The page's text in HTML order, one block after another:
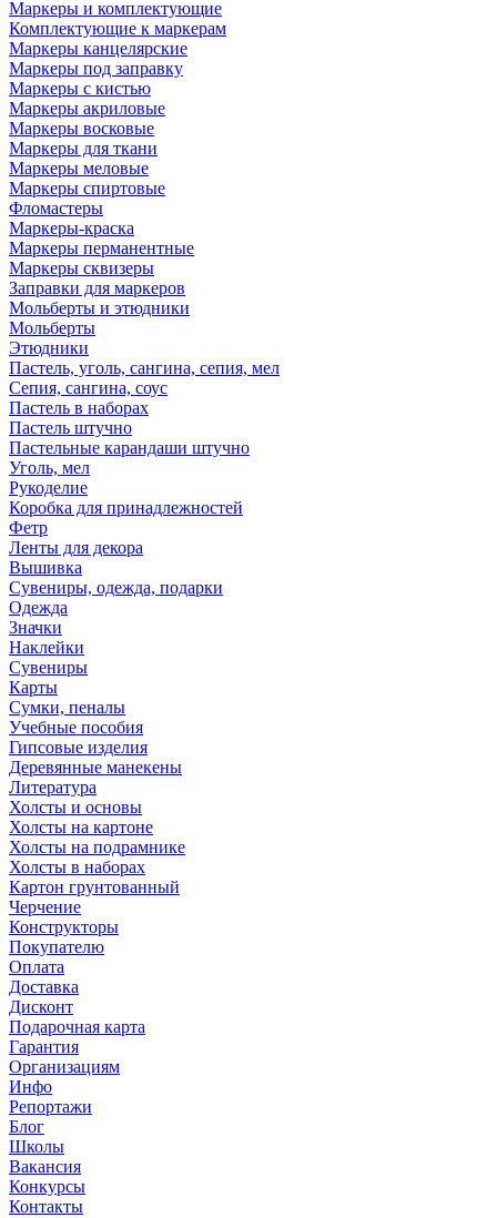
Маркеры и комплектующие
Комплектующие к маркерам
Маркеры канцелярские
Маркеры под заправку
Маркеры с кистью
Маркеры акриловые
Маркеры восковые
Маркеры для ткани
Маркеры меловые
Маркеры спиртовые
Фломастеры
Маркеры-краска
Маркеры перманентные
Маркеры сквизеры
Заправки для маркеров
Мольберты и этюдники
Мольберты
Этюдники
Пастель, уголь, сангина, сепия, мел
Сепия, сангина, соус
Пастель в наборах
Пастель штучно
Пастельные карандаши штучно
Уголь, мел
Рукоделие
Коробка для принадлежностей
Фетр
Ленты для декора
Вышивка
Сувениры, одежда, подарки
Одежда
Значки
Наклейки
Сувениры
Карты
Сумки, пеналы
Учебные пособия
Гипсовые изделия
Деревянные манекены
Литература
Холсты и основы
Холсты на картоне
Холсты на подрамнике
Холсты в наборах
Картон грунтованный
Черчение
Конструкторы
Покупателю
Оплата
Доставка
Дисконт
Подарочная карта
Гарантия
Организациям
Инфо
Репортажи
Блог
Школы
Вакансия
Конкурсы
Контакты